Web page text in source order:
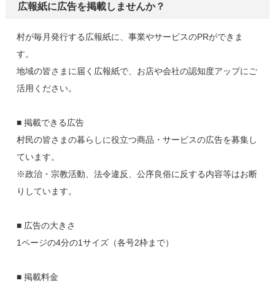
広報紙に広告を掲載しませんか？
村が毎月発行する広報紙に、事業やサービスのPRができま
す。
地域の皆さまに届く広報紙で、お店や会社の認知度アップにご
活用ください。
■ 掲載できる広告
村民の皆さまの暮らしに役立つ商品・サービスの広告を募集し
ています。
※政治・宗教活動、法令違反、公序良俗に反する内容等はお断
りしています。
■ 広告の大きさ
1ページの4分の1サイズ（各号2枠まで）
■ 掲載料金